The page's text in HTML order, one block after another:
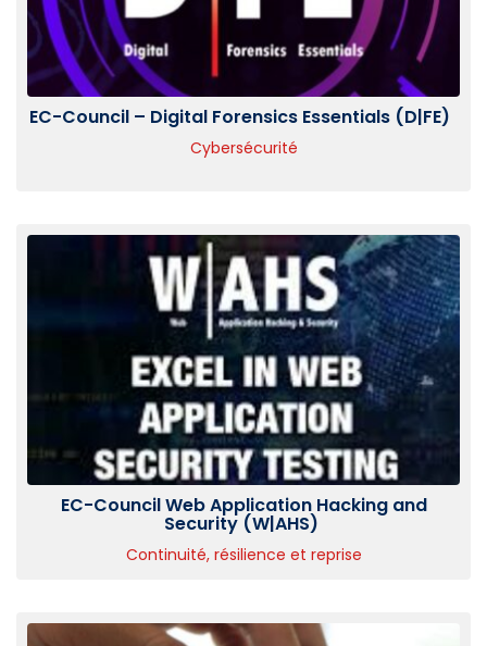
EC-Council – Digital Forensics Essentials (D|FE)
Cybersécurité
EC-Council Web Application Hacking and
Security (W|AHS)
Continuité, résilience et reprise